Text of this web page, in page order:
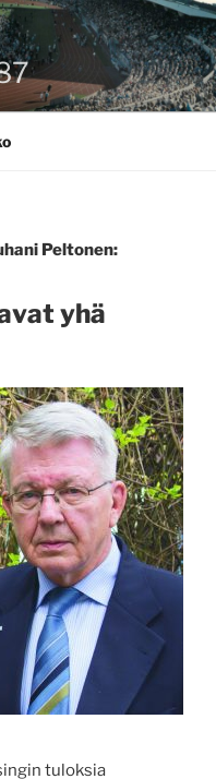
Peltonen:
yhä
tuloksia